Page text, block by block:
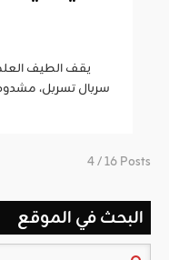
يقف الطيف
سربال تسربل،
4 / 16 Posts
البحث في الموقع